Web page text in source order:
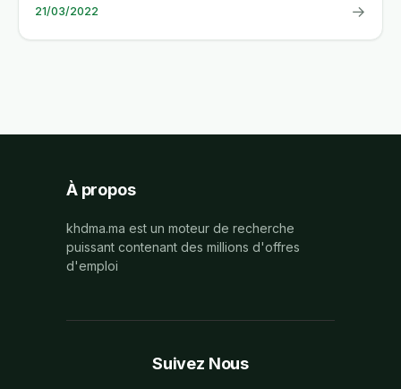
21/03/2022 →
À propos
khdma.ma est un moteur de recherche
puissant contenant des millions d'offres
d'emploi
Suivez Nous